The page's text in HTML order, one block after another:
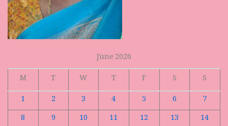
June 2026
M
T W T F S
S
1
2 3 4 5 6
7
8
9 10 11 12 13
14